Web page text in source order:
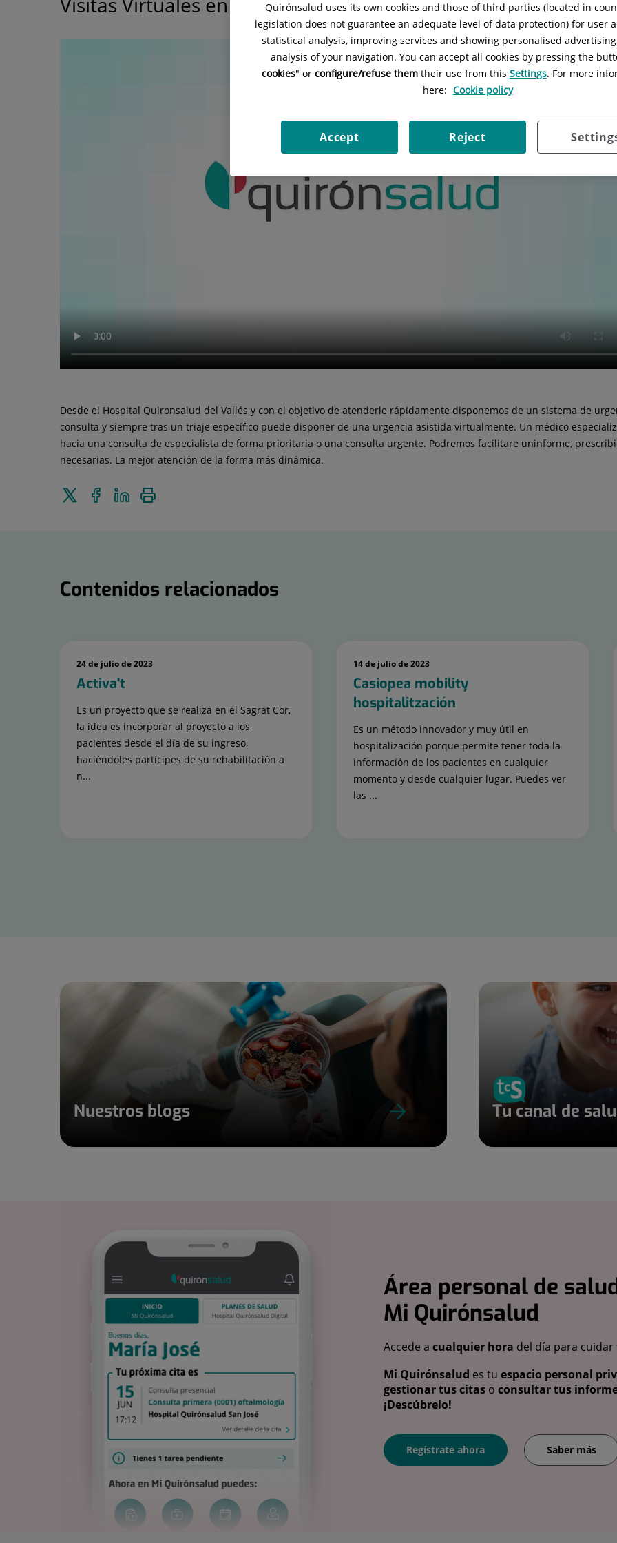
Desde el Hospital Quironsalud del Vallés y con el objetivo de atenderle rápidamente disponemos de un sistema de
consulta y siempre tras un triaje específico puede disponer de una urgencia asistida virtualmente. Un médico
hacia una consulta de especialista de forma prioritaria o una consulta urgente. Podremos facilitare uninforme,
necesarias. La mejor atención de la forma más dinámica.
Enviar
Compartir
en
Compartir
Contenidos relacionados
24 de julio de 2023
Activa't
Es un proyecto que se realiza en el Sagrat Cor,
la idea es incorporar al proyecto a los
pacientes desde el día de su ingreso,
haciéndoles partícipes de su rehabilitación a
n...
14 de julio de 2023
Casiopea mobility
hospitalitzación
Es un método innovador y muy útil en
hospitalización porque permite tener toda la
información de los pacientes en cualquier
momento y desde cualquier lugar. Puedes ver
las ...
Nuestros blogs Tu canal de
Área personal de
Mi Quirónsalud
Accede a cualquier hora del día para cuidar
Mi Quirónsalud es tu espacio personal
gestionar tus citas o consultar tus
¡Descúbrelo!
Regístrate ahora Saber más
Quirónsalud uses its own cookies and those of third parties (located in
legislation does not guarantee an adequate level of data protection) for user
statistical analysis, improving services and showing personalised
analysis of your navigation. You can accept all cookies by pressing the
cookies" or configure/refuse them their use from this Settings. For more
here: Cookie policy
Reject
Accept